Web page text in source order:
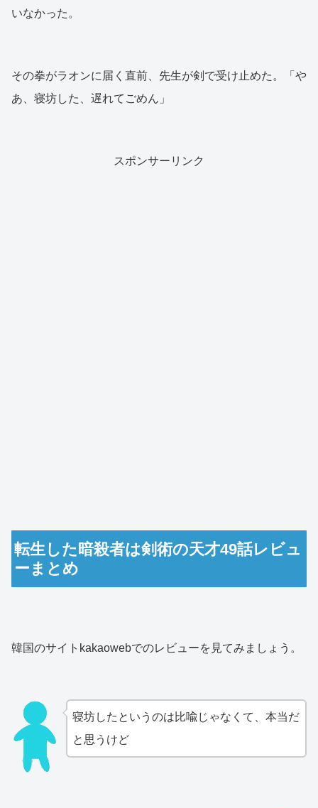
いなかった。
その拳がラオンに届く直前、先生が剣で受け止めた。「や
あ、寝坊した、遅れてごめん」
スポンサーリンク
転生した暗殺者は剣術の天才49話レビュ
ーまとめ
韓国のサイトkakaowebでのレビューを見てみましょう。
寝坊したというのは比喩じゃなくて、本当だ
と思うけど